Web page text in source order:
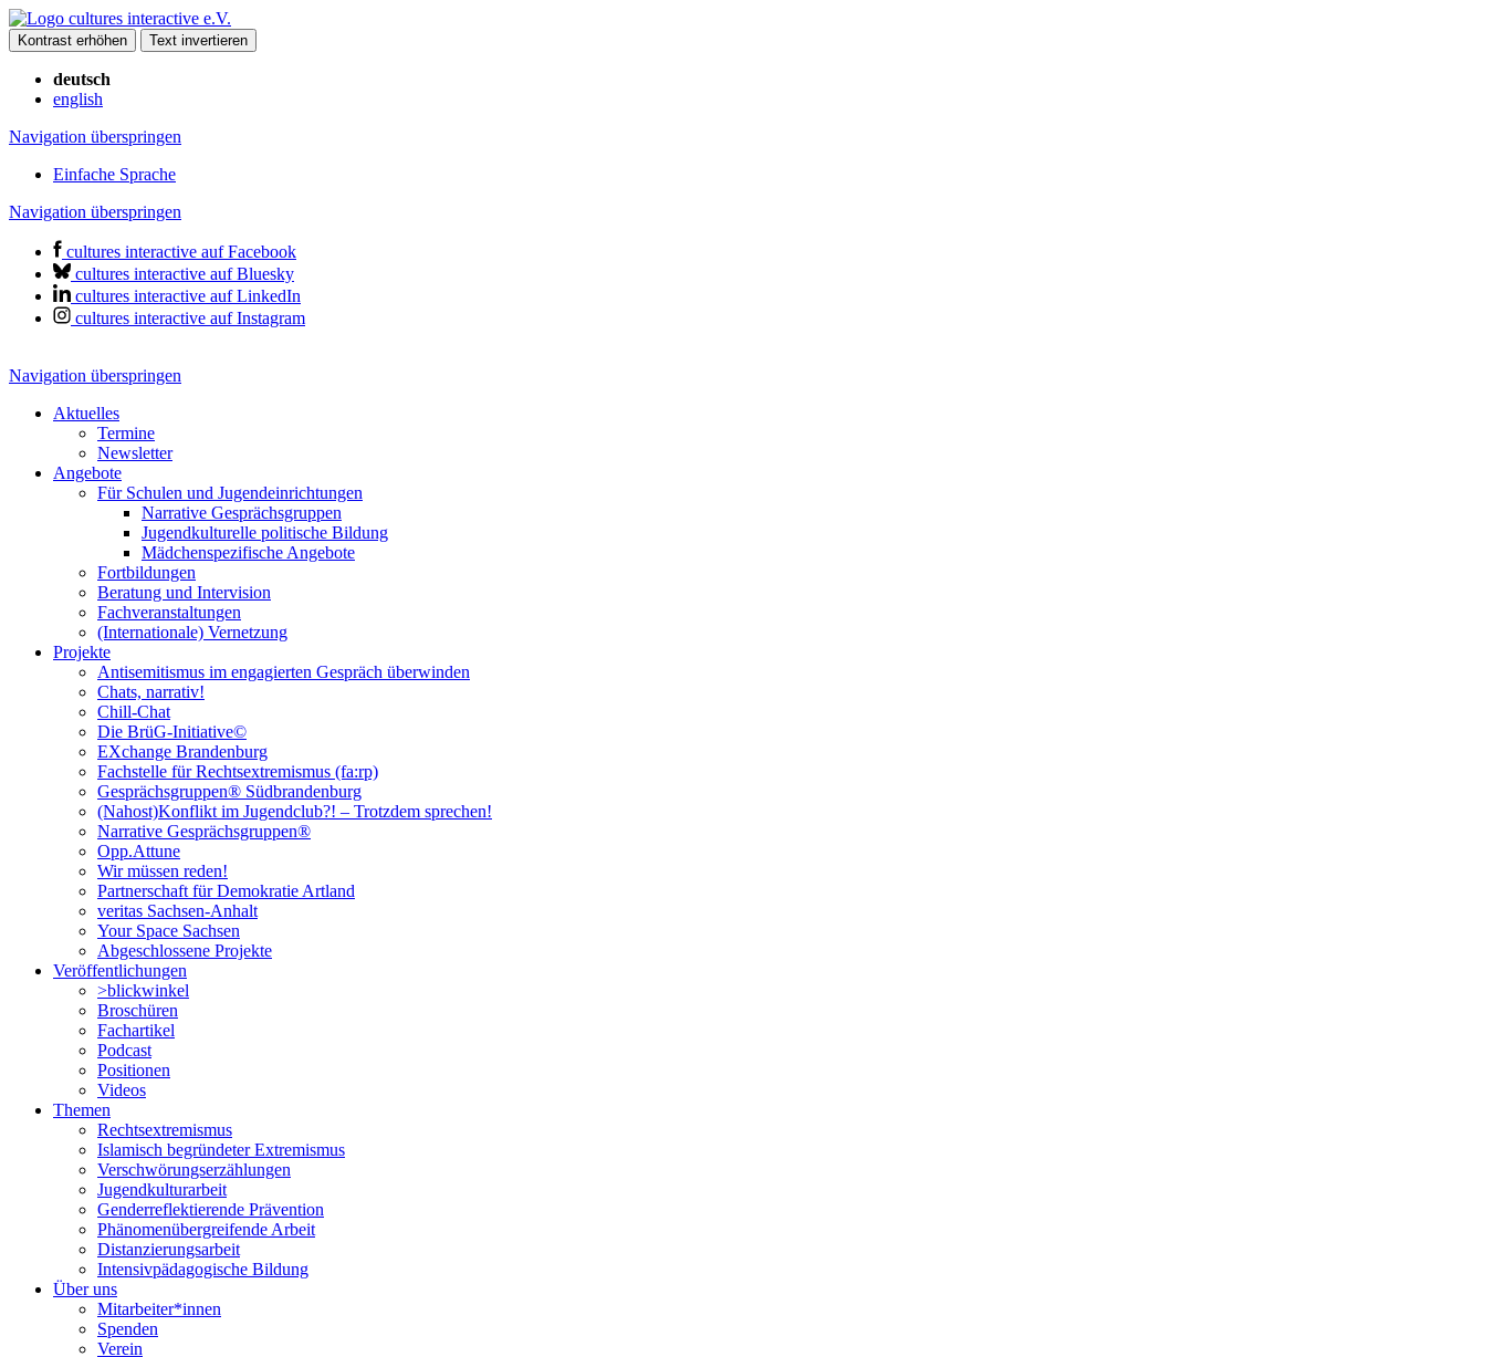
Kontrast erhöhen Text invertieren
deutsch
english
Navigation überspringen
Einfache Sprache
Navigation überspringen
cultures interactive auf Facebook
cultures interactive auf Bluesky
cultures interactive auf LinkedIn
cultures interactive auf Instagram
Navigation überspringen
Aktuelles
Termine
Newsletter
Angebote
Für Schulen und Jugendeinrichtungen
Narrative Gesprächsgruppen
Jugendkulturelle politische Bildung
Mädchenspezifische Angebote
Fortbildungen
Beratung und Intervision
Fachveranstaltungen
(Internationale) Vernetzung
Projekte
Antisemitismus im engagierten Gespräch überwinden
Chats, narrativ!
Chill-Chat
Die BrüG-Initiative©
EXchange Brandenburg
Fachstelle für Rechtsextremismus (fa:rp)
Gesprächsgruppen® Südbrandenburg
(Nahost)Konflikt im Jugendclub?! – Trotzdem sprechen!
Narrative Gesprächsgruppen®
Opp.Attune
Wir müssen reden!
Partnerschaft für Demokratie Artland
veritas Sachsen-Anhalt
Your Space Sachsen
Abgeschlossene Projekte
Veröffentlichungen
>blickwinkel
Broschüren
Fachartikel
Podcast
Positionen
Videos
Themen
Rechtsextremismus
Islamisch begründeter Extremismus
Verschwörungs­erzählungen
Jugendkulturarbeit
Genderreflektierende Prävention
Phänomenüber­greifende Arbeit
Distanzierungsarbeit
Intensivpädagogische Bildung
Über uns
Mitarbeiter*innen
Spenden
Verein